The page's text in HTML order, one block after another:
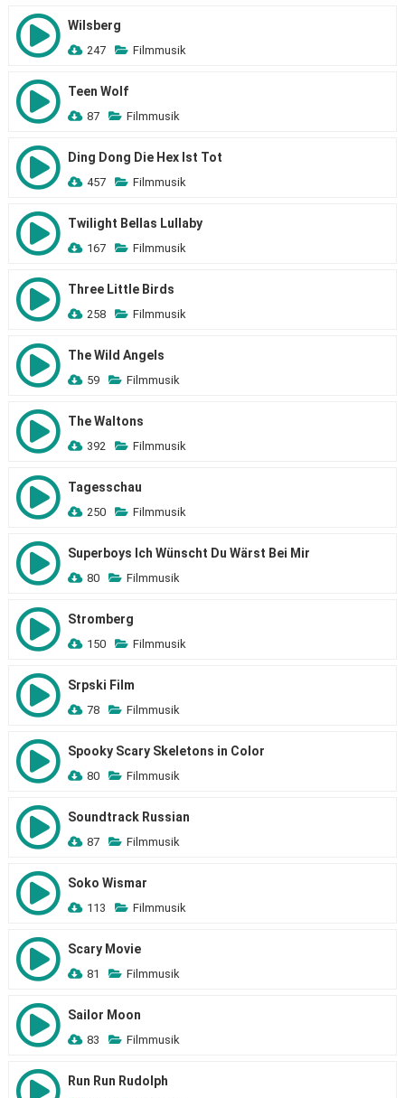
Wilsberg
247 Filmmusik
Teen Wolf
87 Filmmusik
Ding Dong Die Hex Ist Tot
457 Filmmusik
Twilight Bellas Lullaby
167 Filmmusik
Three Little Birds
258 Filmmusik
The Wild Angels
59 Filmmusik
The Waltons
392 Filmmusik
Tagesschau
250 Filmmusik
Superboys Ich Wünscht Du Wärst Bei Mir
80 Filmmusik
Stromberg
150 Filmmusik
Srpski Film
78 Filmmusik
Spooky Scary Skeletons in Color
80 Filmmusik
Soundtrack Russian
87 Filmmusik
Soko Wismar
113 Filmmusik
Scary Movie
81 Filmmusik
Sailor Moon
83 Filmmusik
Run Run Rudolph